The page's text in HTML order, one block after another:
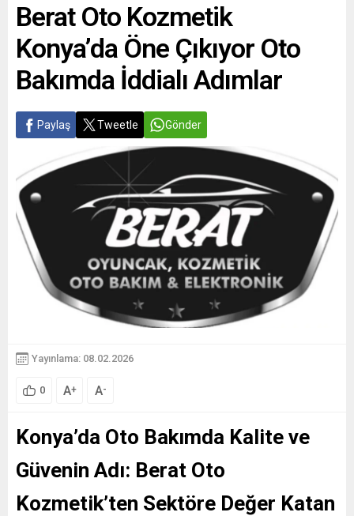
Berat Oto Kozmetik
Konya’da Öne Çıkıyor Oto
Bakımda İddialı Adımlar
Paylaş Tweetle Gönder
Yayınlama: 08.02.2026
0 A+ A-
Konya’da Oto Bakımda Kalite ve
Güvenin Adı: Berat Oto
Kozmetik’ten Sektöre Değer Katan